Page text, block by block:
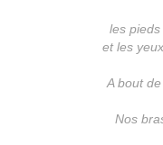
les
et les
A bout
Nos